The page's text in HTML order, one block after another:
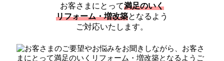
お客さまにとって満足のいく
リフォーム・増改築となるよう
ご対応いたします。